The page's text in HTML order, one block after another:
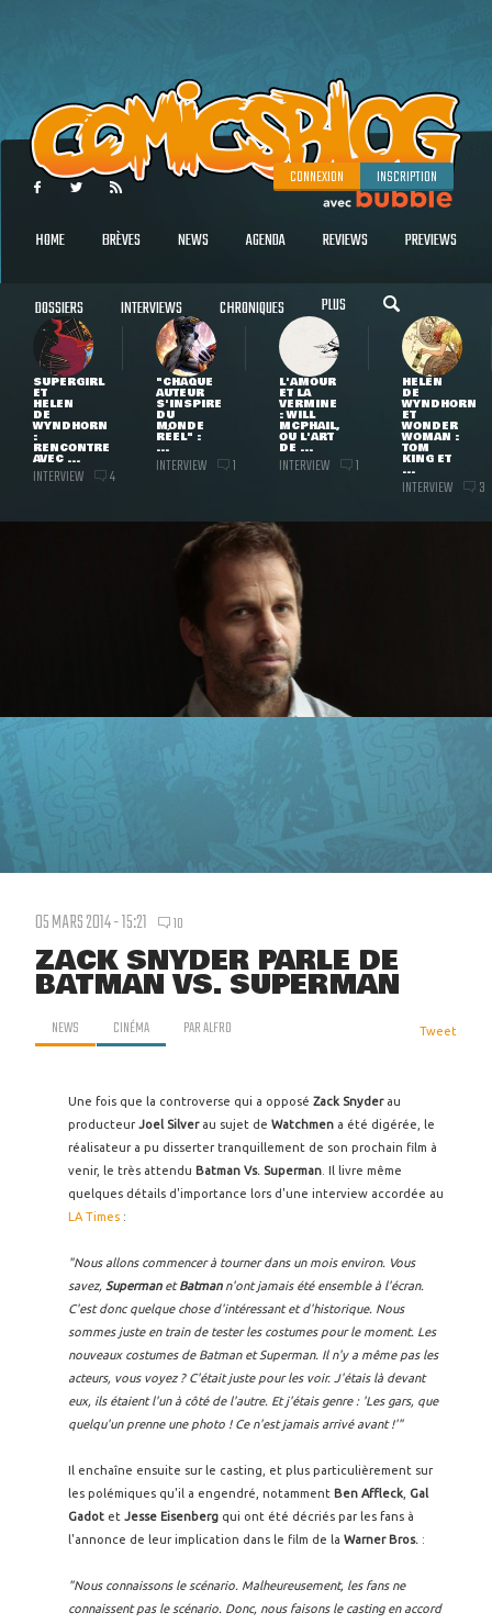
CONNEXION INSCRIPTION
HOME BRÈVES NEWS AGENDA REVIEWS PREVIEWS
DOSSIERS INTERVIEWS CHRONIQUES PLUS
SUPERGIRL
ET
HELEN
DE
WYNDHORN
:
RENCONTRE
AVEC ...
INTERVIEW 4
"CHAQUE
AUTEUR
S'INSPIRE
DU
MONDE
RÉEL" :
...
INTERVIEW 1
L'AMOUR
ET LA
VERMINE
: WILL
MCPHAIL,
OU L'ART
DE ...
INTERVIEW 1
HELEN
DE
WYNDHORN
ET
WONDER
WOMAN :
TOM
KING ET
...
INTERVIEW 3
05 MARS 2014 - 15:21 10
ZACK SNYDER PARLE DE
BATMAN VS. SUPERMAN
NEWS CINÉMA PARALFRO Tweet
Une fois que la controverse qui a opposé Zack Snyderau
producteurJoel Silverau sujet de Watchmen a été digérée, le
réalisateur a pu disserter tranquillement de son prochain film à
venir, le très attendu Batman Vs. Superman . Il livre même
quelques détails d'importance lors d'une interview accordée au
LA Times :
"Nous allons commencer à tourner dans un mois environ. Vous
savez, SupermanetBatmann'ont jamais été ensemble à l'écran.
C'est donc quelque chose d'intéressant et d'historique. Nous
sommes juste en train de tester les costumes pour le moment. Les
nouveaux costumes de Batman et Superman. Il n'y a même pas les
acteurs, vous voyez ? C'était juste pour les voir. J'étais là devant
eux, ils étaient l'un à côté de l'autre. Et j'étais genre : 'Les gars, que
quelqu'un prenne une photo ! Ce n'est jamais arrivé avant !'"
Il enchaîne ensuite sur le casting, et plus particulièrement sur
les polémiques qu'il a engendré, notamment Ben Affleck Gal
Gadot et Jesse Eisenberg qui ont été décriés par les fans à
l'annonce de leur implication dans le film de la Warner Bros. :
"Nous connaissons le scénario. Malheureusement, les fans ne
connaissent pas le scénario. Donc, nous faisons le casting en accord